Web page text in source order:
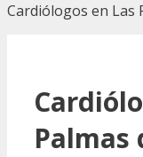
Cardiólogos en Las
Palmas